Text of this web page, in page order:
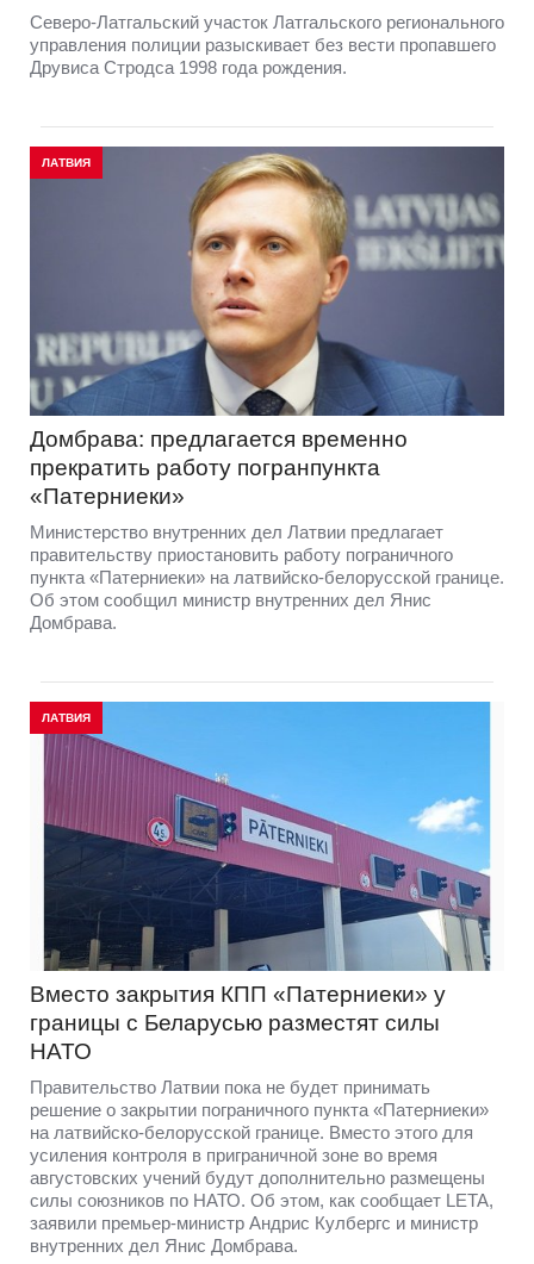
Северо-Латгальский участок Латгальского регионального
управления полиции разыскивает без вести пропавшего
Друвиса Стродса 1998 года рождения.
ЛАТВИЯ
Домбрава: предлагается временно
прекратить работу погранпункта
«Патерниеки»
Министерство внутренних дел Латвии предлагает
правительству приостановить работу пограничного
пункта «Патерниеки» на латвийско-белорусской границе.
Об этом сообщил министр внутренних дел Янис
Домбрава.
ЛАТВИЯ
Вместо закрытия КПП «Патерниеки» у
границы с Беларусью разместят силы
НАТО
Правительство Латвии пока не будет принимать
решение о закрытии пограничного пункта «Патерниеки»
на латвийско-белорусской границе. Вместо этого для
усиления контроля в приграничной зоне во время
августовских учений будут дополнительно размещены
силы союзников по НАТО. Об этом, как сообщает LETA,
заявили премьер-министр Андрис Кулбергс и министр
внутренних дел Янис Домбрава.